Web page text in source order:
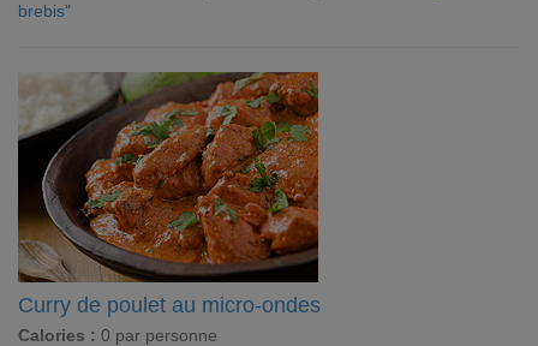
brebis"
Curry de poulet au micro-ondes
Calories : 0 par personne